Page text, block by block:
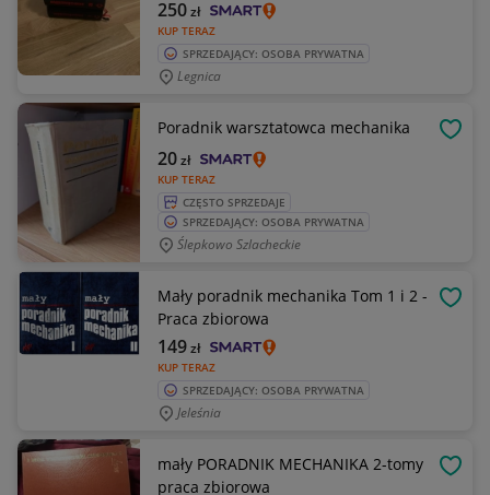
KUP TERAZ
250zł
SPRZEDAJĄCY: OSOBA PRYWATNA
Legnica
Poradnik warsztatowca mechanika
KUP TERAZ
20zł
CZĘSTO SPRZEDAJE
SPRZEDAJĄCY: OSOBA PRYWATNA
Ślepkowo Szlacheckie
Mały poradnik mechanika Tom 1 i 2 -
Praca zbiorowa
KUP TERAZ
149zł
SPRZEDAJĄCY: OSOBA PRYWATNA
Jeleśnia
mały PORADNIK MECHANIKA 2-tomy
praca zbiorowa